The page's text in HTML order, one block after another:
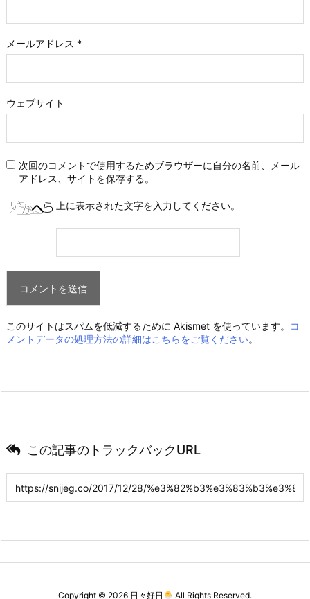
メールアドレス *
ウェブサイト
次回のコメントで使用するためブラウザーに自分の名前、メール
アドレス、サイトを保存する。
上に表示された文字を入力してください。
このサイトはスパムを低減するために Akismet を使っています。
コ
メントデータの処理方法の詳細はこちらをご覧ください。
この記事のトラックバックURL
Copyright © 2026 日々好日 All Rights Reserved.